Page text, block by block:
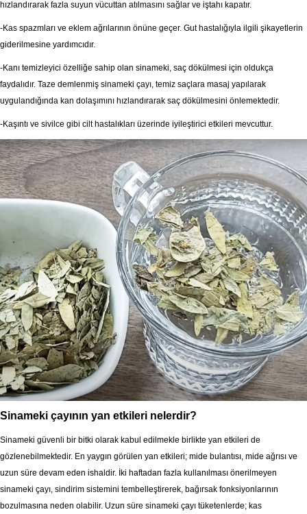
hızlandırarak fazla suyun vücuttan atılmasını sağlar ve iştahı kapatır.
-Kas spazmları ve eklem ağrılarının önüne geçer. Gut hastalığıyla ilgili şikayetlerin
giderilmesine yardımcıdır.
-Kanı temizleyici özelliğe sahip olan sinameki, saç dökülmesi için oldukça
faydalıdır. Taze demlenmiş sinameki çayı, temiz saçlara masaj yapılarak
uygulandığında kan dolaşımını hızlandırarak saç dökülmesini önlemektedir.
-Kaşıntı ve sivilce gibi cilt hastalıkları üzerinde iyileştirici etkileri mevcuttur.
Sinameki çayının yan etkileri nelerdir?
Sinameki güvenli bir bitki olarak kabul edilmekle birlikte yan etkileri de
gözlenebilmektedir. En yaygın görülen yan etkileri; mide bulantısı, mide ağrısı ve
uzun süre devam eden ishaldir. İki haftadan fazla kullanılması önerilmeyen
sinameki çayı, sindirim sistemini tembelleştirerek, bağırsak fonksiyonlarının
bozulmasına neden olabilir. Uzun süre sinameki çayı tüketenlerde; kas